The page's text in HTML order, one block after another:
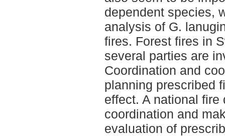
dependent species,
analysis of G.
fires. Forest fires in
several parties are
Coordination and
planning prescribed
effect. A national
coordination and
evaluation of